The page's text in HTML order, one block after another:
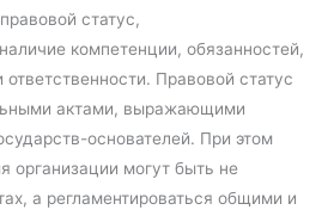
статус,
компетенции, обязанностей,
Правовой статус
актами, выражающими
основателей. При этом
организации могут быть не
а регламентироваться общими и